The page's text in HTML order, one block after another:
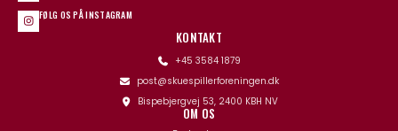
FØLG OS PÅ INSTAGRAM
KONTAKT
+45 3584 1879
post@skuespillerforeningen.dk
Bispebjergvej 53, 2400 KBH NV
OM OS